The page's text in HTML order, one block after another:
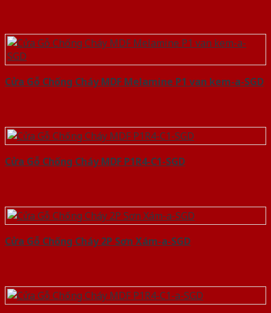
Cửa Gỗ Chống Cháy MDF Melamine P1 van kem-a-SGD
Cửa Gỗ Chống Cháy MDF P1R4-C1-SGD
Cửa Gỗ Chống Cháy 2P Sơn Xám-a-SGD